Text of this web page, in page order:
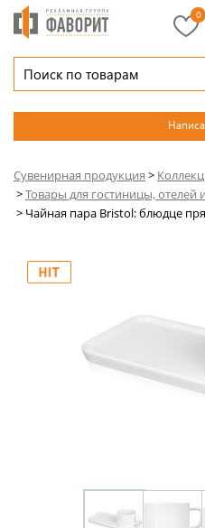
0
Сувенирная продукция >
>Товары для гостиницы, отелей
> Чайная пара Bristol: блюдце